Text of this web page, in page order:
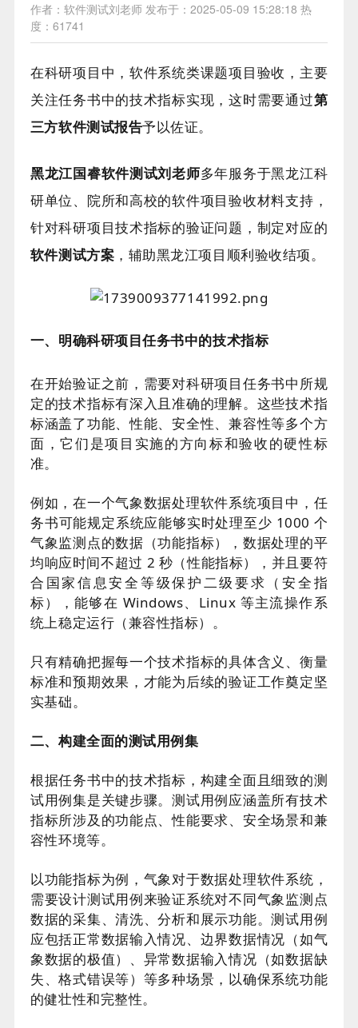
作者：软件测试刘老师 发布于：2025-05-09 15:28:18 热
度：61741
在科研项目中，软件系统类课题项目验收，主要
关注任务书中的技术指标实现，这时需要通过第
三方软件测试报告予以佐证。
黑龙江国睿软件测试刘老师多年服务于黑龙江科
研单位、院所和高校的软件项目验收材料支持，
针对科研项目技术指标的验证问题，制定对应的
软件测试方案 ，辅助黑龙江项目顺利验收结项。
一、明确科研项目任务书中的技术指标
在开始验证之前，需要对科研项目任务书中所规
定的技术指标有深入且准确的理解。这些技术指
标涵盖了功能、性能、安全性、兼容性等多个方
面，它们是项目实施的方向标和验收的硬性标
准。
例如，在一个气象数据处理软件系统项目中，任
务书可能规定系统应能够实时处理至少 1000 个
气象监测点的数据（功能指标），数据处理的平
均响应时间不超过 2 秒（性能指标），并且要符
合国家信息安全等级保护二级要求（安全指
标），能够在 Windows、Linux 等主流操作系
统上稳定运行（兼容性指标）。
只有精确把握每一个技术指标的具体含义、衡量
标准和预期效果，才能为后续的验证工作奠定坚
实基础。
二、构建全面的测试用例集
根据任务书中的技术指标，构建全面且细致的测
试用例集是关键步骤。测试用例应涵盖所有技术
指标所涉及的功能点、性能要求、安全场景和兼
容性环境等。
以功能指标为例，气象对于数据处理软件系统，
需要设计测试用例来验证系统对不同气象监测点
数据的采集、清洗、分析和展示功能。测试用例
应包括正常数据输入情况、边界数据情况（如气
象数据的极值）、异常数据输入情况（如数据缺
失、格式错误等）等多种场景，以确保系统功能
的健壮性和完整性。